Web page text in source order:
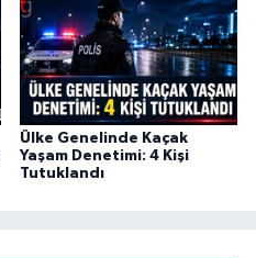
Ülke Genelinde Kaçak
Yaşam Denetimi: 4 Kişi
Tutuklandı